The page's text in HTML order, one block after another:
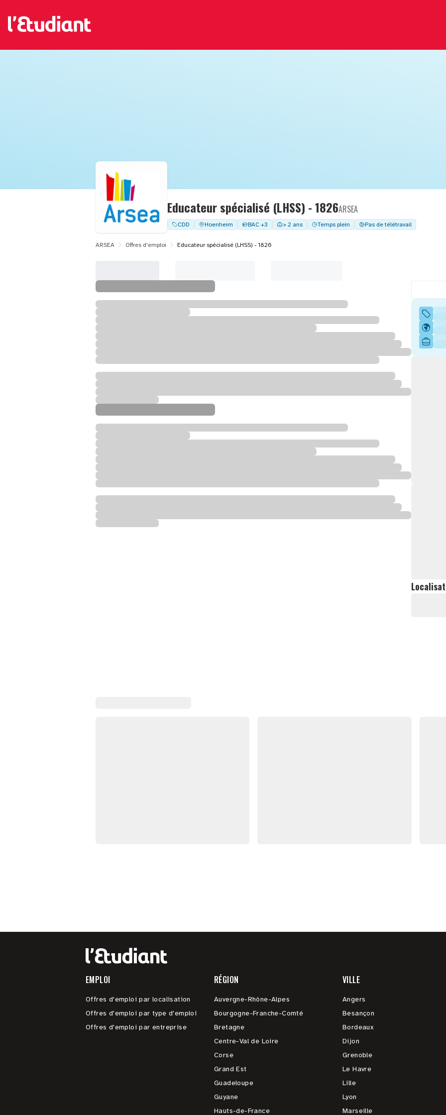
Educateur spécialisé (LHSS) - 1826ARSEA
CDD Hoenheim BAC +3 > 2 ans Temps plein Pas de télétravail
ARSEA Offres d'emploi Educateur spécialisé (LHSS) - 1826
EMPLOI
Offres d'emploi par localisation
Offres d'emploi par type d'emploi
Offres d'emploi par entreprise
RÉGION
Auvergne-Rhône-Alpes
Bourgogne-Franche-Comté
Bretagne
Centre-Val de Loire
Corse
Grand Est
Guadeloupe
Guyane
Hauts-de-France
VILLE
Angers
Besançon
Bordeaux
Dijon
Grenoble
Le Havre
Lille
Lyon
Marseille